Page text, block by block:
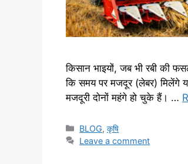
किसान भाइयों, जब भी रबी की
कि समय पर मजदूर (लेबर) मिलेंगे
मजदूरी दोनों महंगे हो चुके हैं। …
BLOG,कृषि
Leave a comment